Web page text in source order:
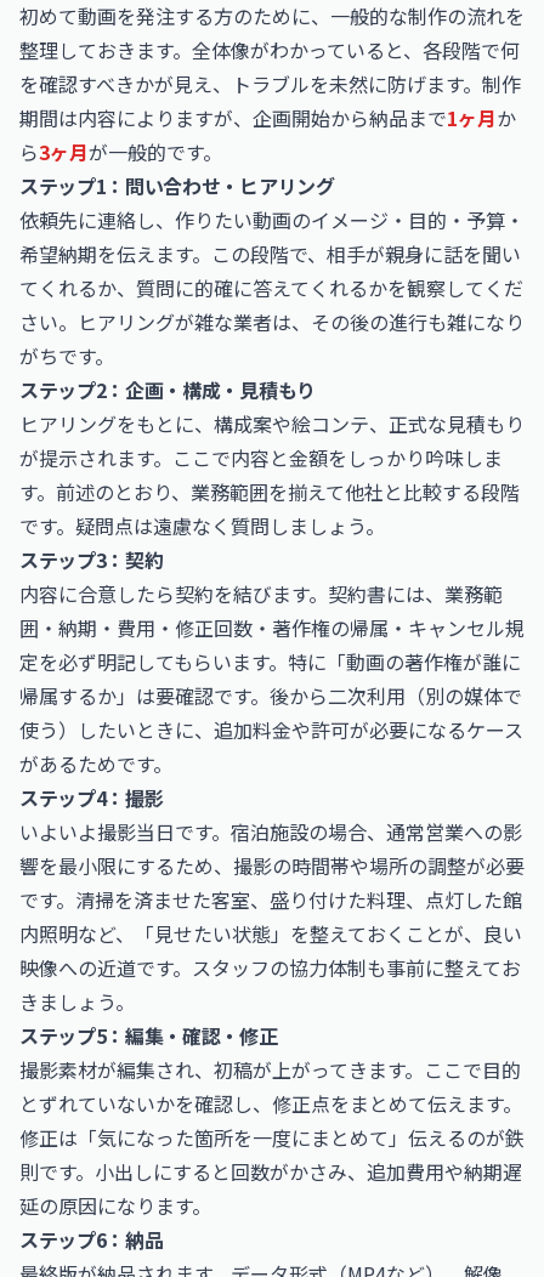
初めて動画を発注する方のために、一般的な制作の流れを
整理しておきます。全体像がわかっていると、各段階で何
を確認すべきかが見え、トラブルを未然に防げます。制作
期間は内容によりますが、企画開始から納品まで1ヶ月か
ら3ヶ月が一般的です。
ステップ1：問い合わせ・ヒアリング
依頼先に連絡し、作りたい動画のイメージ・目的・予算・
希望納期を伝えます。この段階で、相手が親身に話を聞い
てくれるか、質問に的確に答えてくれるかを観察してくだ
さい。ヒアリングが雑な業者は、その後の進行も雑になり
がちです。
ステップ2：企画・構成・見積もり
ヒアリングをもとに、構成案や絵コンテ、正式な見積もり
が提示されます。ここで内容と金額をしっかり吟味しま
す。前述のとおり、業務範囲を揃えて他社と比較する段階
です。疑問点は遠慮なく質問しましょう。
ステップ3：契約
内容に合意したら契約を結びます。契約書には、業務範
囲・納期・費用・修正回数・著作権の帰属・キャンセル規
定を必ず明記してもらいます。特に「動画の著作権が誰に
帰属するか」は要確認です。後から二次利用（別の媒体で
使う）したいときに、追加料金や許可が必要になるケース
があるためです。
ステップ4：撮影
いよいよ撮影当日です。宿泊施設の場合、通常営業への影
響を最小限にするため、撮影の時間帯や場所の調整が必要
です。清掃を済ませた客室、盛り付けた料理、点灯した館
内照明など、「見せたい状態」を整えておくことが、良い
映像への近道です。スタッフの協力体制も事前に整えてお
きましょう。
ステップ5：編集・確認・修正
撮影素材が編集され、初稿が上がってきます。ここで目的
とずれていないかを確認し、修正点をまとめて伝えます。
修正は「気になった箇所を一度にまとめて」伝えるのが鉄
則です。小出しにすると回数がかさみ、追加費用や納期遅
延の原因になります。
ステップ6：納品